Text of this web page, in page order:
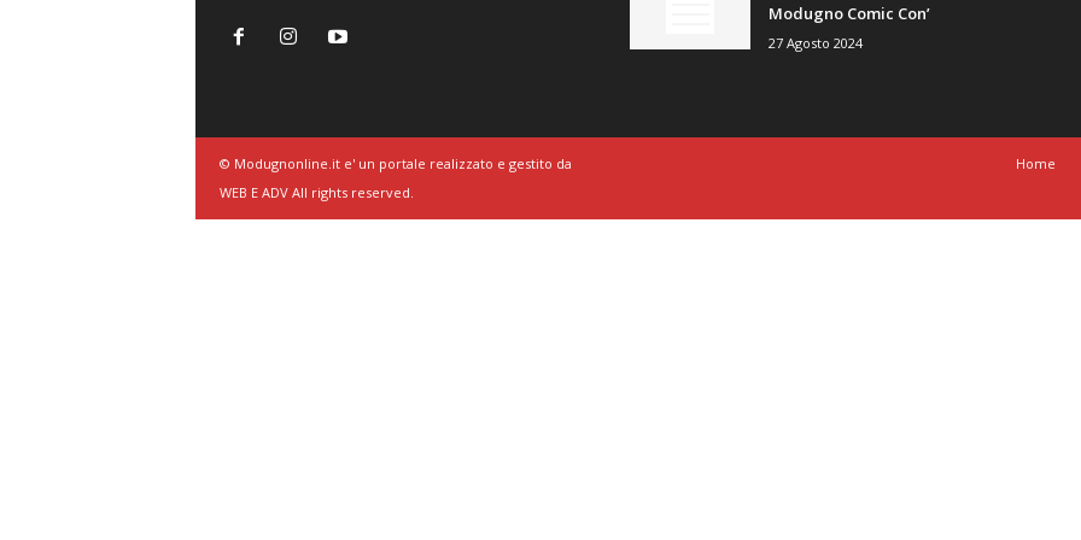
Modugno Comic Con’
27 Agosto 2024
Home
© Modugnonline.it e' un portale realizzato e gestito da
WEB E ADV All rights reserved.